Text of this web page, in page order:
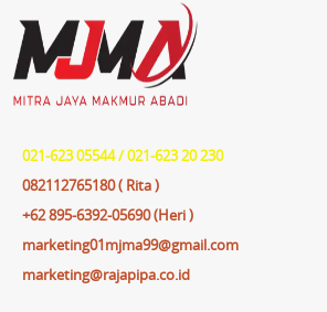
021-623 05544 / 021-623 20 230
082112765180 ( Rita )
+62 895-6392-05690 (Heri )
marketing01mjma99@gmail.com
marketing@rajapipa.co.id